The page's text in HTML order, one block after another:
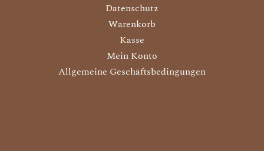
Datenschutz
Warenkorb
Kasse
Mein Konto
Allgemeine Geschäftsbedingungen